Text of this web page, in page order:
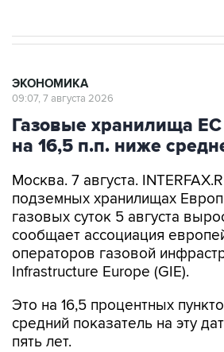
ЭКОНОМИКА
09:07, 7 августа 2026
Газовые хранилища
на 16,5 п.п. ниже
Москва. 7 августа.
подземных хранилищах
газовых суток 5 августа
сообщает ассоциация
операторов газовой
Infrastructure Europe (GIE).
Это на 16,5 процентных
средний показатель на эту
пять лет.